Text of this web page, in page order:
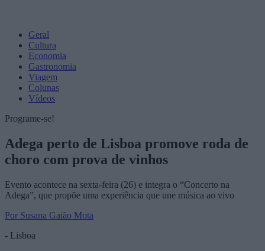
Geral
Cultura
Economia
Gastronomia
Viagem
Colunas
Vídeos
Programe-se!
Adega perto de Lisboa promove roda de
choro com prova de vinhos
Evento acontece na sexta-feira (26) e integra o “Concerto na
Adega”, que propõe uma experiência que une música ao vivo
Por Susana Gaião Mota
- Lisboa